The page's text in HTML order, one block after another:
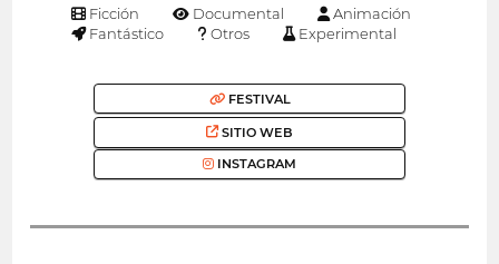
Ficción Documental
Animación
Fantástico
Otros Experimental
FESTIVAL
SITIO WEB
INSTAGRAM